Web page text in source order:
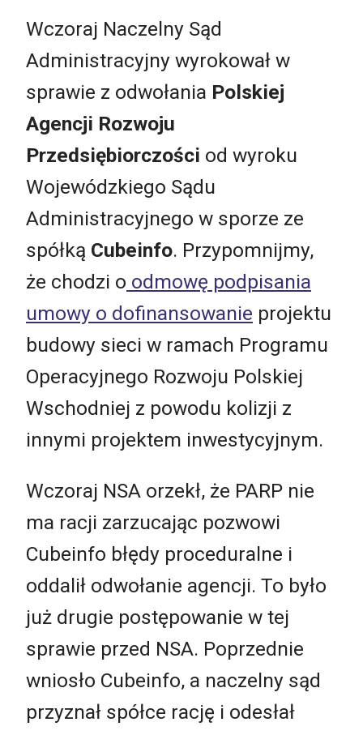
Wczoraj Naczelny Sąd
Administracyjny wyrokował w
sprawie z odwołania Polskiej
Agencji Rozwoju
Przedsiębiorczości od wyroku
Wojewódzkiego Sądu
Administracyjnego w sporze ze
spółką Cubeinfo. Przypomnijmy,
że chodzi o odmowę podpisania
umowy o dofinansowanie projektu
budowy sieci w ramach Programu
Operacyjnego Rozwoju Polskiej
Wschodniej z powodu kolizji z
innymi projektem inwestycyjnym.
Wczoraj NSA orzekł, że PARP nie
ma racji zarzucając pozwowi
Cubeinfo błędy proceduralne i
oddalił odwołanie agencji. To było
już drugie postępowanie w tej
sprawie przed NSA. Poprzednie
wniosło Cubeinfo, a naczelny sąd
przyznał spółce rację i odesłał